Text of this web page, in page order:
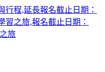
行程,延長報名截止日期：
習之旅,報名截止日期：
旅